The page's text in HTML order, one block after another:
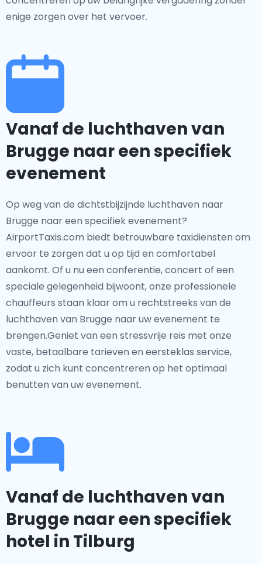
enige zorgen over het vervoer.
Vanaf de luchthaven van
Brugge naar een specifiek
evenement
Op weg van de dichtstbijzijnde luchthaven naar
Brugge naar een specifiek evenement?
AirportTaxis.com biedt betrouwbare taxidiensten om
ervoor te zorgen dat u op tijd en comfortabel
aankomt. Of u nu een conferentie, concert of een
speciale gelegenheid bijwoont, onze professionele
chauffeurs staan klaar om u rechtstreeks van de
luchthaven van Brugge naar uw evenement te
brengen.Geniet van een stressvrije reis met onze
vaste, betaalbare tarieven en eersteklas service,
zodat u zich kunt concentreren op het optimaal
benutten van uw evenement.
Vanaf de luchthaven van
Brugge naar een specifiek
hotel in Tilburg